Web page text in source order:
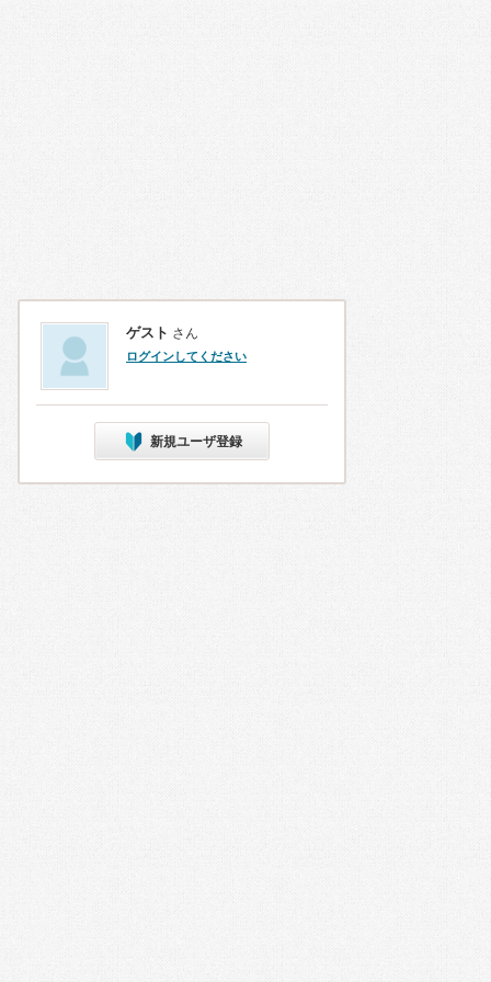
ゲスト さん
ログインしてください
新規ユーザ登録